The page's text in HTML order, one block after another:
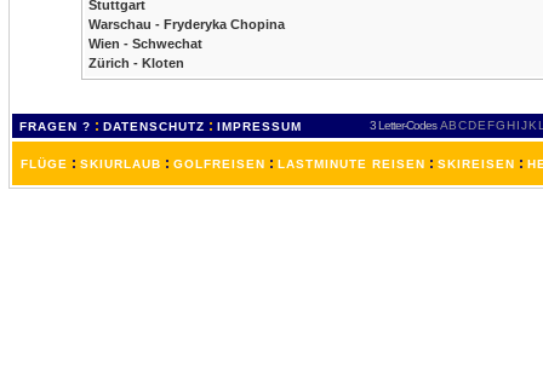
Stuttgart
Warschau - Fryderyka Chopina
Wien - Schwechat
Zürich - Kloten
FRAGEN ? : DATENSCHUTZ : IMPRESSUM 3 Letter-Codes ABCDEFGH IJKL
FLÜGE : SKIURLAUB : GOLFREISEN : LASTMINUTE REISEN : SKIREISEN :